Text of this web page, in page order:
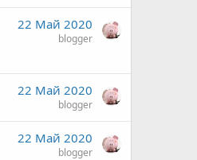
22 Май 2020
blogger
22 Май 2020
blogger
22 Май 2020
blogger